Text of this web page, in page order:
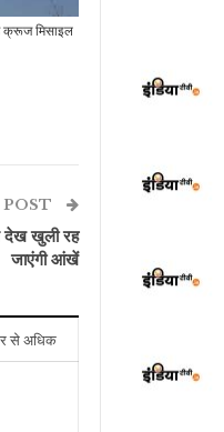
क्रूज मिसाइल
देख खुली रह
जाएंगी आंखें
से अधिक
Kisan Yojana:
का किसानों को दिवाली
पाकिस्तान, अब चीन से